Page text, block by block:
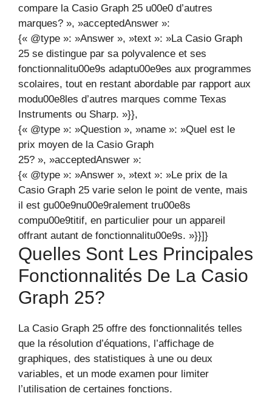
compare la Casio Graph 25 u00e0 d’autres
marques? », »acceptedAnswer »:
{« @type »: »Answer », »text »: »La Casio Graph
25 se distingue par sa polyvalence et ses
fonctionnalitu00e9s adaptu00e9es aux programmes
scolaires, tout en restant abordable par rapport aux
modu00e8les d’autres marques comme Texas
Instruments ou Sharp. »}},
{« @type »: »Question », »name »: »Quel est le
prix moyen de la Casio Graph
25? », »acceptedAnswer »:
{« @type »: »Answer », »text »: »Le prix de la
Casio Graph 25 varie selon le point de vente, mais
il est gu00e9nu00e9ralement tru00e8s
compu00e9titif, en particulier pour un appareil
offrant autant de fonctionnalitu00e9s. »}}]}
Quelles Sont Les Principales
Fonctionnalités De La Casio
Graph 25?
La Casio Graph 25 offre des fonctionnalités telles
que la résolution d’équations, l’affichage de
graphiques, des statistiques à une ou deux
variables, et un mode examen pour limiter
l’utilisation de certaines fonctions.